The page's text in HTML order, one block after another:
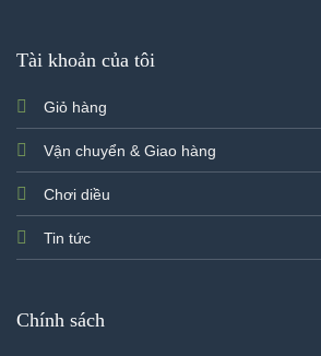
Tài khoản của tôi
Giỏ hàng
Vận chuyển & Giao hàng
Chơi diều
Tin tức
Chính sách